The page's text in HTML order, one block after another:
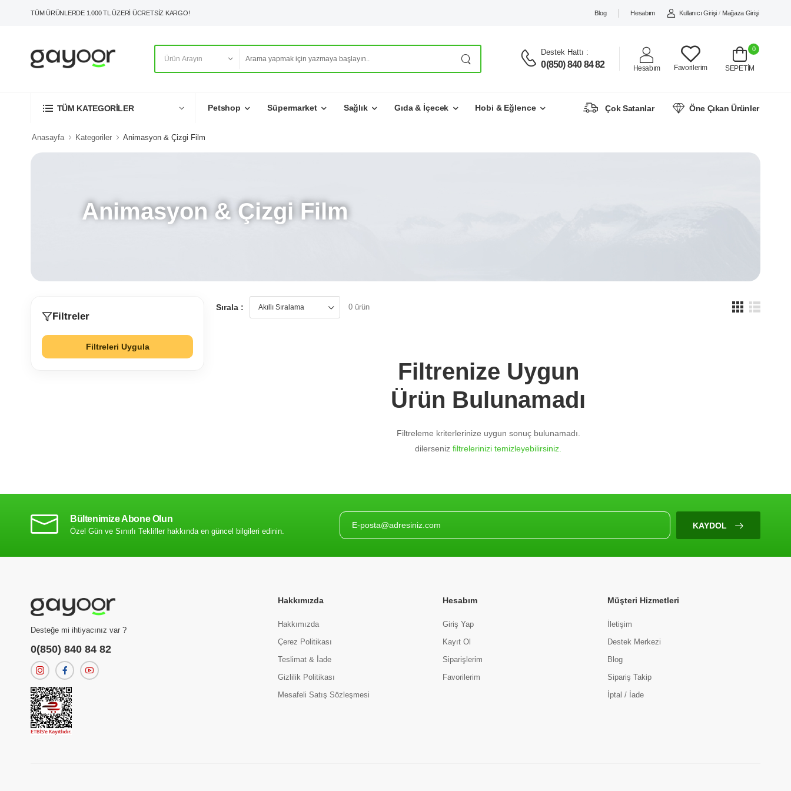
TÜM ÜRÜNLERDE 1.000 TL ÜZERİ ÜCRETSİZ KARGO! Blog Hesabım Kullanıcı Girişi / Mağaza Girişi
Destek Hattı :
0(850) 840 84 82 Hesabım Favorilerim
0
SEPETİM
TÜM KATEGORİLER Petshop Süpermarket Sağlık Gıda & İçecek Hobi & Eğlence Çok Satanlar Öne Çıkan Ürünler
Anasayfa Kategoriler Animasyon & Çizgi Film
Animasyon & Çizgi Film
Filtreler
Filtreleri Uygula
Sırala : 0 ürün
Filtrenize Uygun
Ürün Bulunamadı
Filtreleme kriterlerinize uygun sonuç bulunamadı.
dilerseniz filtrelerinizi temizleyebilirsiniz.
Bültenimize Abone Olun
Özel Gün ve Sınırlı Teklifler hakkında en güncel bilgileri edinin.
KAYDOL
Desteğe mi ihtiyacınız var ?
0(850) 840 84 82
Hakkımızda
Hakkımızda
Çerez Politikası
Teslimat & İade
Gizlilik Politikası
Mesafeli Satış Sözleşmesi
Hesabım
Giriş Yap
Kayıt Ol
Siparişlerim
Favorilerim
Müşteri Hizmetleri
İletişim
Destek Merkezi
Blog
Sipariş Takip
İptal / İade